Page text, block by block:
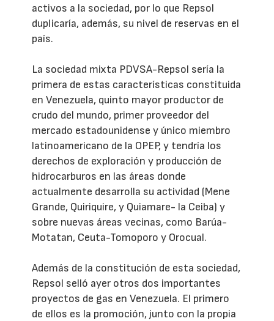
activos a la sociedad, por lo que Repsol
duplicaría, además, su nivel de reservas en el
país.
La sociedad mixta PDVSA-Repsol sería la
primera de estas características constituida
en Venezuela, quinto mayor productor de
crudo del mundo, primer proveedor del
mercado estadounidense y único miembro
latinoamericano de la OPEP, y tendría los
derechos de exploración y producción de
hidrocarburos en las áreas donde
actualmente desarrolla su actividad (Mene
Grande, Quiriquire, y Quiamare- la Ceiba) y
sobre nuevas áreas vecinas, como Barúa-
Motatan, Ceuta-Tomoporo y Orocual.
Además de la constitución de esta sociedad,
Repsol selló ayer otros dos importantes
proyectos de gas en Venezuela. El primero
de ellos es la promoción, junto con la propia